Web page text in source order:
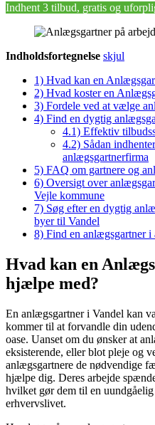
Indhent 3 tilbud, gratis og
Indholdsfortegnelse skjul
1) Hvad kan en
2) Hvad koster en
3) Fordele ved at vælge
4) Find en dygtig
4.1) Effektiv
4.2) Sådan
anlægsgartnerfirma
5) FAQ om gartnere og
6) Oversigt over
Vejle kommune
7) Søg efter en dygtig
byer til Vandel
8) Find en anlægsgartner i
Hvad kan en
hjælpe med?
En anlægsgartner i Vandel kan
kommer til at forvandle din
oase. Uanset om du ønsker at
eksisterende, eller blot pleje og
anlægsgartnere de nødvendige
hjælpe dig. Deres arbejde
hvilket gør dem til en
erhvervslivet.